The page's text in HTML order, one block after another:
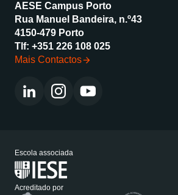
AESE Campus Porto
Rua Manuel Bandeira, n.º43
4150-479 Porto
Tlf: +351 226 108 025
Mais Contactos
Escola associada
Acreditado por